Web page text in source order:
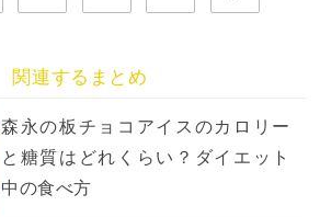
関連するまとめ
森永の板チョコアイスのカロリー
と糖質はどれくらい？ダイエット
中の食べ方